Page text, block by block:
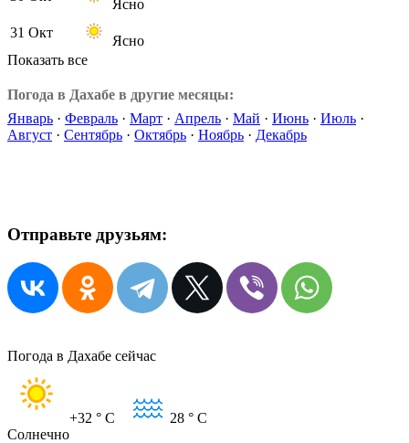
Ясно
31 Окт
Ясно
Показать все
Погода в Дахабе в другие месяцы:
Январь · Февраль · Март · Апрель · Май · Июнь · Июль ·
Август · Сентябрь · Октябрь · Ноябрь · Декабрь
Отправьте друзьям:
Погода в Дахабе сейчас
+32 ° C 28 ° C
Солнечно